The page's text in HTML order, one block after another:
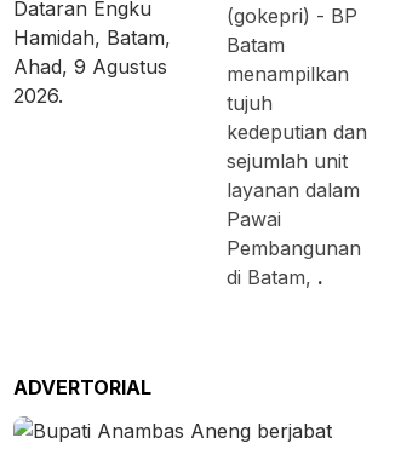
(gokepri) - BP
Batam
menampilkan
tujuh
kedeputian dan
sejumlah unit
layanan dalam
Pawai
Pembangunan
di Batam, .
ADVERTORIAL